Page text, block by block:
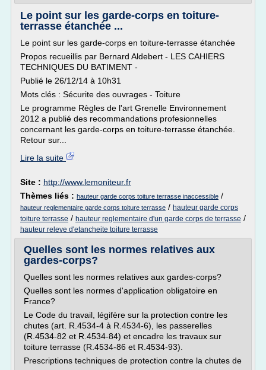
Le point sur les garde-corps en toiture-
terrasse étanchée ...
Le point sur les garde-corps en toiture-terrasse étanchée
Propos recueillis par Bernard Aldebert - LES CAHIERS
TECHNIQUES DU BATIMENT -
Publié le 26/12/14 à 10h31
Mots clés : Sécurite des ouvrages - Toiture
Le programme Règles de l'art Grenelle Environnement
2012 a publié des recommandations profesionnelles
concernant les garde-corps en toiture-terrasse étanchée.
Retour sur...
Lire la suite
Site : http://www.lemoniteur.fr
Thèmes liés : hauteur garde corps toiture terrasse inaccessible /
hauteur reglementaire garde corps toiture terrasse / hauteur garde corps
toiture terrasse / hauteur reglementaire d'un garde corps de terrasse /
hauteur releve d'etancheite toiture terrasse
Quelles sont les normes relatives aux
gardes-corps?
Quelles sont les normes relatives aux gardes-corps?
Quelles sont les normes d'application obligatoire en
France?
Le Code du travail, légifère sur la protection contre les
chutes (art. R.4534-4 à R.4534-6), les passerelles
(R.4534-82 et R.4534-84) et encadre les travaux sur
toiture terrasse (R.4534-86 et R.4534-93).
Prescriptions techniques de protection contre la chutes de